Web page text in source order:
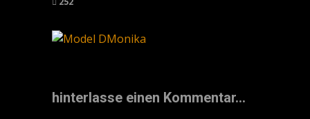
hinterlasse einen Kommentar...